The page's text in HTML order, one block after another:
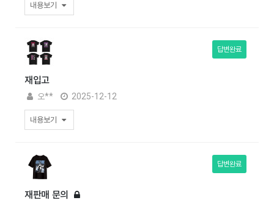
내용보기
재입고
답변완료
오** 2025-12-12
내용보기
재판매 문의
답변완료